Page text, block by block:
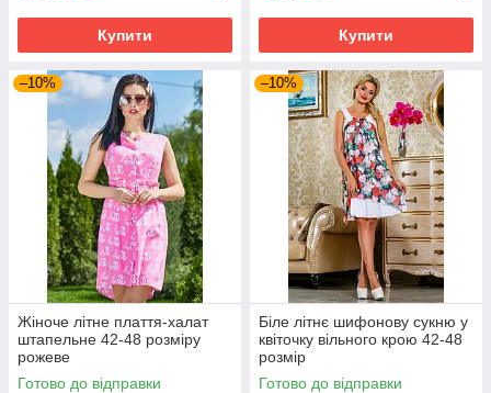
Купити Купити
–10%
Жіноче літне плаття-халат
штапельне 42-48 розміру
рожеве
Готово до відправки
–10%
Біле літнє шифонову сукню у
квіточку вільного крою 42-48
розмір
Готово до відправки